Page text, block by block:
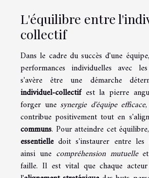
L'équilibre entre
collectif
Dans le cadre du succès d'une
performances individuelles avec
s'avère être une démarche
individuel-collectifest la pierre
forger une synergie d'équipe efficace
contribue positivement tout en
communs. Pour atteindre cet
essentielledoit s'instaurer entre les
ainsi une compréhension mutuelleet
faille. Il est vital que chaque